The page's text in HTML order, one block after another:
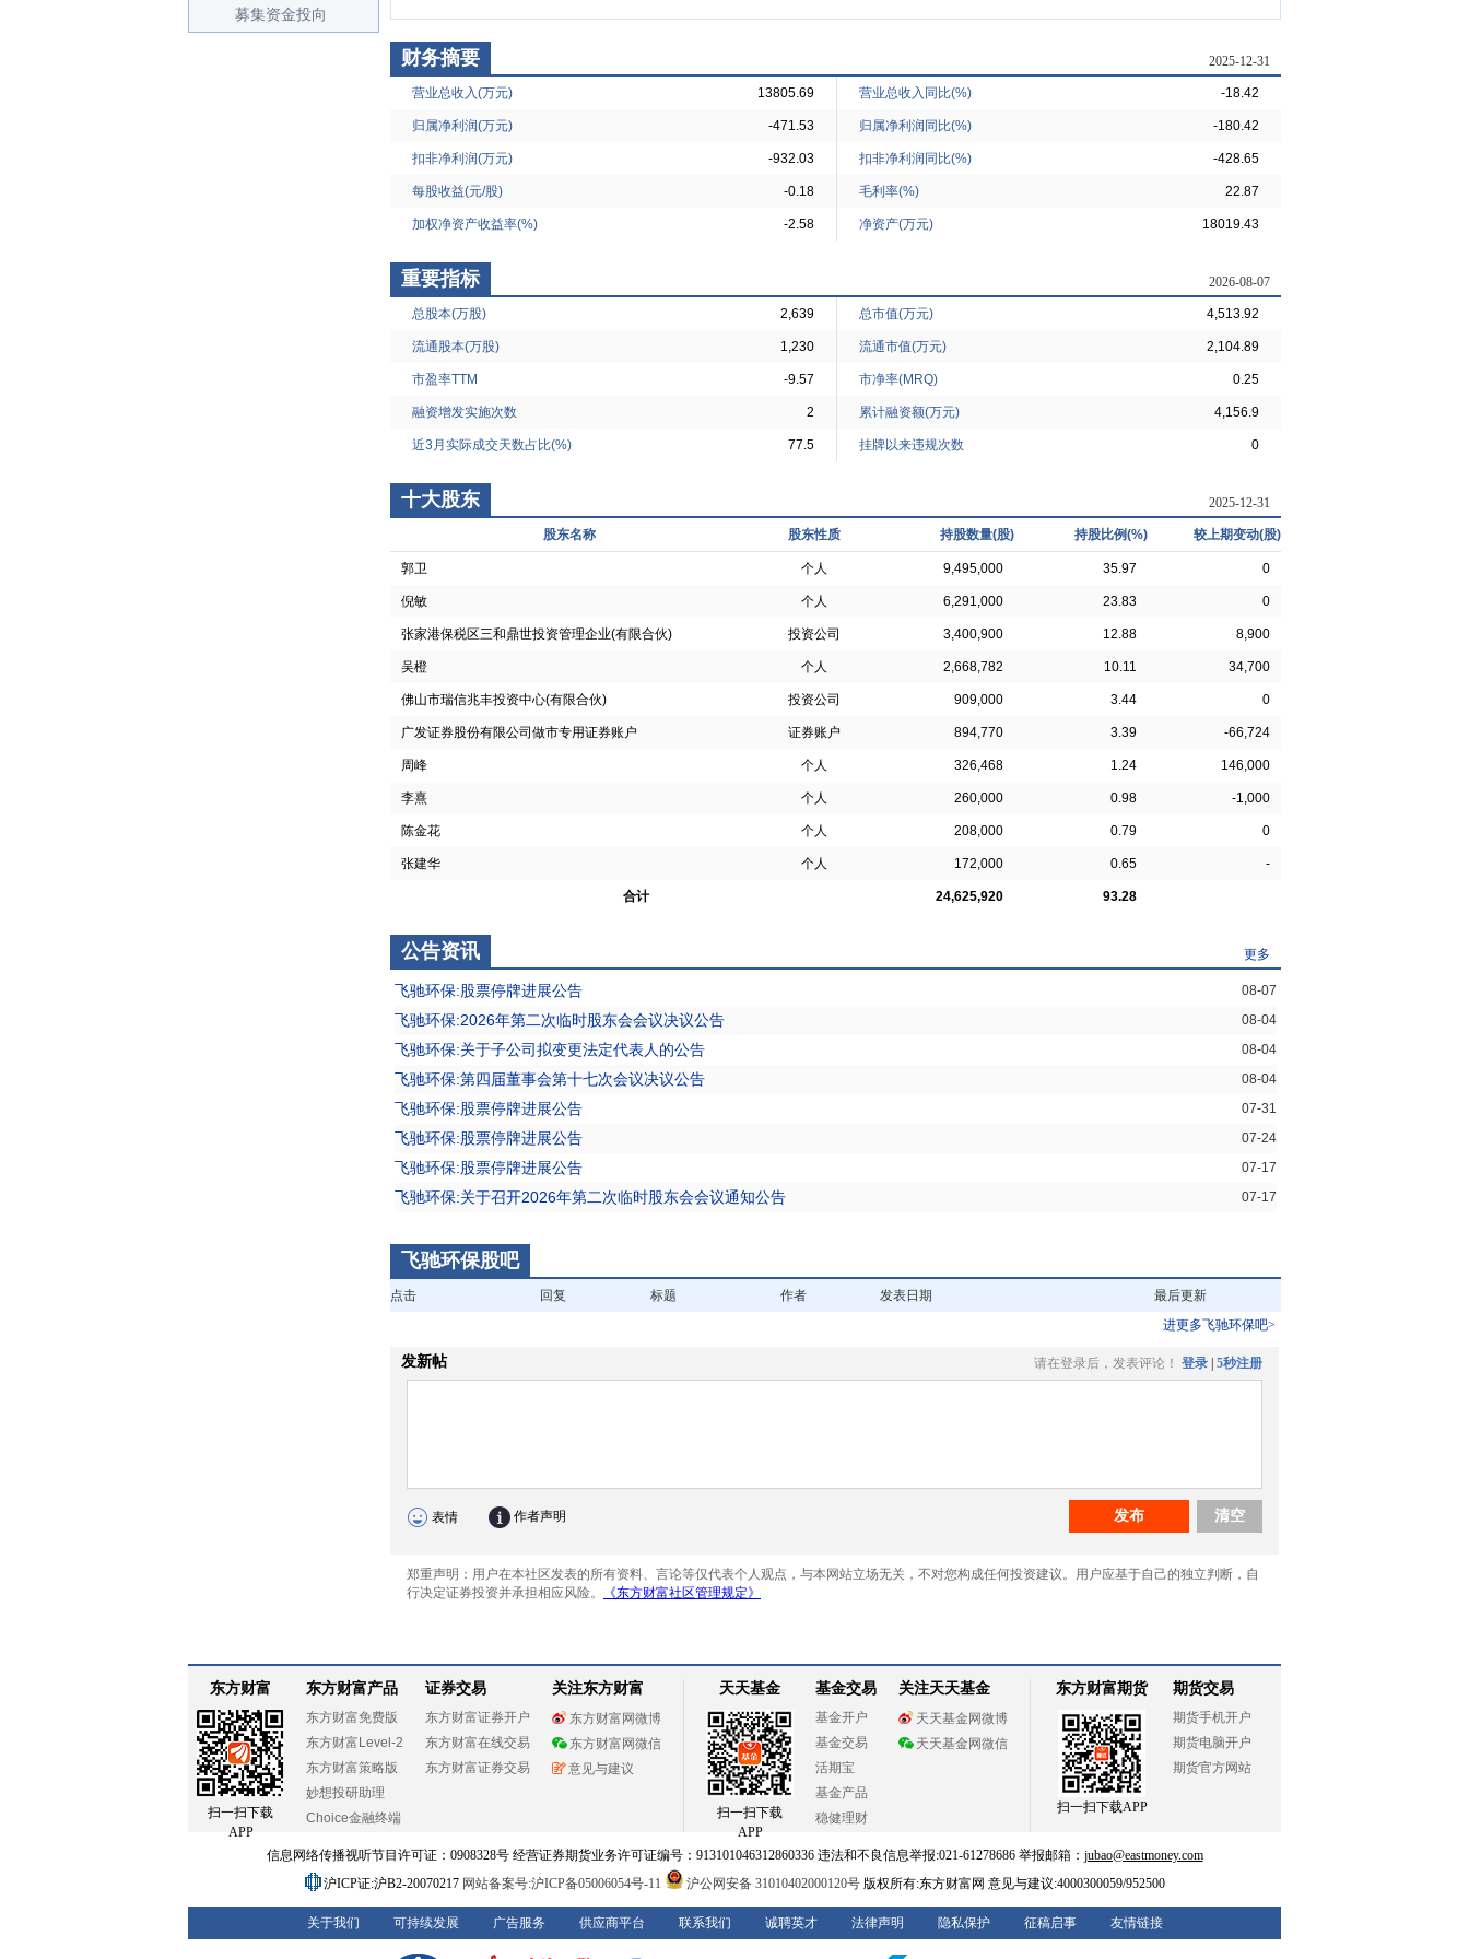
募集资金投向
财务摘要 2025-12-31
营业总收入(万元) 13805.69 营业总收入同比(%) -18.42
归属净利润(万元) -471.53 归属净利润同比(%) -180.42
扣非净利润(万元) -932.03 扣非净利润同比(%) -428.65
每股收益(元/股) -0.18 毛利率(%) 22.87
加权净资产收益率(%) -2.58 净资产(万元) 18019.43
重要指标 2026-08-07
总股本(万股) 2,639 总市值(万元) 4,513.92
流通股本(万股) 1,230 流通市值(万元) 2,104.89
市盈率TTM -9.57 市净率(MRQ) 0.25
融资增发实施次数 2 累计融资额(万元) 4,156.9
近3月实际成交天数占比(%) 77.5 挂牌以来违规次数 0
十大股东 2025-12-31
股东名称 股东性质 持股数量(股) 持股比例(%) 较上期变动(股)
郭卫 个人 9,495,000 35.97 0
倪敏 个人 6,291,000 23.83 0
张家港保税区三和鼎世投资管理企业(有限合伙) 投资公司 3,400,900 12.88 8,900
吴橙 个人 2,668,782 10.11 34,700
佛山市瑞信兆丰投资中心(有限合伙) 投资公司 909,000 3.44 0
广发证券股份有限公司做市专用证券账户 证券账户 894,770 3.39 -66,724
周峰 个人 326,468 1.24 146,000
李熹 个人 260,000 0.98 -1,000
陈金花 个人 208,000 0.79 0
张建华 个人 172,000 0.65 -
合计 24,625,920 93.28
公告资讯 更多
08-07
飞驰环保:股票停牌进展公告
08-04
飞驰环保:2026年第二次临时股东会会议决议公告
08-04
飞驰环保:关于子公司拟变更法定代表人的公告
08-04
飞驰环保:第四届董事会第十七次会议决议公告
07-31
飞驰环保:股票停牌进展公告
07-24
飞驰环保:股票停牌进展公告
07-17
飞驰环保:股票停牌进展公告
07-17
飞驰环保:关于召开2026年第二次临时股东会会议通知公告
飞驰环保股吧
点击 回复 标题 作者 发表日期
最后更新
进更多飞驰环保吧>
东方财富
扫一扫下载
APP
东方财富产品
东方财富免费版
东方财富Level-2
东方财富策略版
妙想投研助理
Choice金融终端
证券交易
东方财富证券开户
东方财富在线交易
东方财富证券交易
关注东方财富
东方财富网微博
东方财富网微信
意见与建议
天天基金
扫一扫下载
APP
基金交易
基金开户
基金交易
活期宝
基金产品
稳健理财
关注天天基金
天天基金网微博
天天基金网微信
东方财富期货
扫一扫下载APP
期货交易
期货手机开户
期货电脑开户
期货官方网站
信息网络传播视听节目许可证：0908328号 经营证券期货业务许可证编号：913101046312860336 违法和不良信息举报:021-61278686 举报邮箱： jubao@eastmoney.com
沪ICP证:沪B2-20070217 网站备案号:沪ICP备05006054号-11 沪公网安备 31010402000120号版权所有:东方财富网 意见与建议:4000300059/952500
关于我们 可持续发展 广告服务 供应商平台 联系我们 诚聘英才 法律声明 隐私保护 征稿启事 友情链接